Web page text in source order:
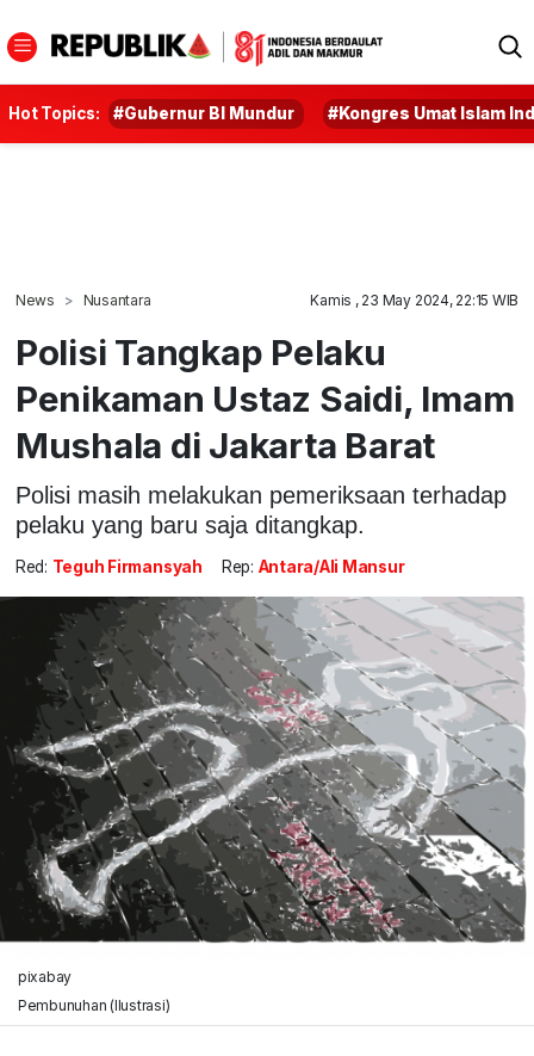
Hot Topics: #Gubernur BI Mundur #Kongres Umat Islam
News Nusantara Kamis , 23 May 2024, 22:15 WIB
Polisi Tangkap Pelaku
Penikaman Ustaz Saidi, Imam
Mushala di Jakarta Barat
Polisi masih melakukan pemeriksaan terhadap
pelaku yang baru saja ditangkap.
Red: Teguh Firmansyah Rep: Antara/Ali Mansur
pixabay
Pembunuhan (Ilustrasi)